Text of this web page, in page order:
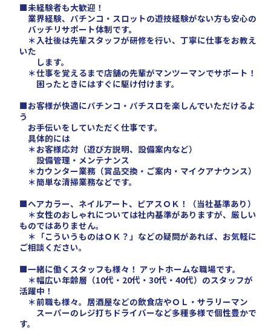
■未経験者も大歓迎！
業界経験、パチンコ・スロットの遊技経験がない方も安心の
バッチリサポート体制です。
＊入社後は先輩スタッフが研修を行い、丁寧に仕事をお教え
いた
します。
＊仕事を覚えるまで店舗の先輩がマンツーマンでサポート！
困ったときにはすぐに駆け付けます。
■お客様が快適にパチンコ・パチスロを楽しんでいただけるよ
う
お手伝いをしていただく仕事です。
具体的には
＊お客様応対（遊び方説明、設備案内など）
設備管理・メンテナンス
＊カウンター業務（賞品交換・ご案内・マイクアナウンス）
＊簡単な清掃業務などです。
■ヘアカラー、ネイルアート、ピアスＯＫ！（当社基準あり）
＊女性のおしゃれについては社内基準がありますが、厳しい
ものではありません。
＊「こういうものはＯＫ？」などの疑問があれば、お気軽に
ご相談ください。
■一緒に働くスタッフも様々！ アットホームな職場です。
＊幅広い年齢層（10代・20代・30代・40代）のスタッフが
活躍中！
＊前職も様々。居酒屋などの飲食店やＯＬ・サラリーマン
スーパーのレジ打ちドライバーなど多種多様で個性豊かで
す。